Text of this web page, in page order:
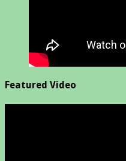
Featured Video